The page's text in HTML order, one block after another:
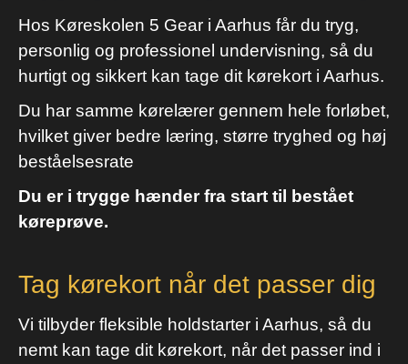
Hos Køreskolen 5 Gear i Aarhus får du tryg,
personlig og professionel undervisning, så du
hurtigt og sikkert kan tage dit kørekort i Aarhus.
Du har samme kørelærer gennem hele forløbet,
hvilket giver bedre læring, større tryghed og høj
beståelsesrate
Du er i trygge hænder fra start til bestået
køreprøve.
Tag kørekort når det passer dig
Vi tilbyder fleksible holdstarter i Aarhus, så du
nemt kan tage dit kørekort, når det passer ind i